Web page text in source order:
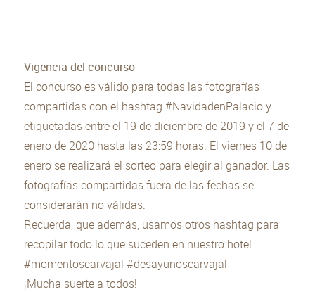
Vigencia del concurso
El concurso es válido para todas las fotografías
compartidas con el hashtag #NavidadenPalacio y
etiquetadas entre el 19 de diciembre de 2019 y el 7 de
enero de 2020 hasta las 23:59 horas. El viernes 10 de
enero se realizará el sorteo para elegir al ganador. Las
fotografías compartidas fuera de las fechas se
considerarán no válidas.
Recuerda, que además, usamos otros hashtag para
recopilar todo lo que suceden en nuestro hotel:
#momentoscarvajal #desayunoscarvajal
¡Mucha suerte a todos!